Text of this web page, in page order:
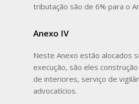
tributação são de 6% para o
Anexo IV
Neste Anexo estão alocados
execução, são eles
de interiores, serviço de
advocatícios.